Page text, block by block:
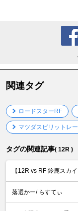
関連タグ
ロードスターRF
マツダスピリットレ
タグの関連記事( 12R )
【12R vs RF 鈴鹿スカ
落選かー/ らすてぃ